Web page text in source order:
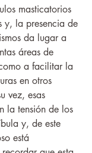
masticatorios
y, la presencia de
da lugar a
áreas de
a facilitar la
en otros
vez, esas
la tensión de los
y, de este
está